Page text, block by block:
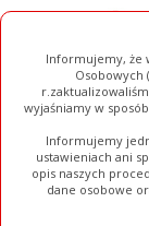
Informujemy, że
Osobowych
wyjaśniamy w
Informujemy
ustawieniach ani
opis naszych
dane osobowe
Ogłoszenia